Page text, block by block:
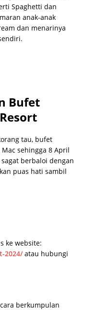
Spaghetti dan
anak-anak
dan menarinya
Bufet
tau, bufet
sehingga 8 April
berbaloi dengan
puas hati sambil
ke website:
2024/ atau hubungi
berkumpulan